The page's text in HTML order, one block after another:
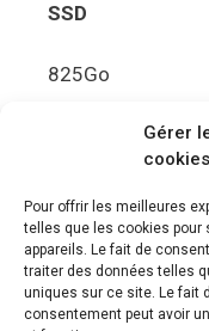
Gérer
cookies
Pour offrir les meilleures
telles que les cookies
appareils. Le fait de
traiter des données telles
uniques sur ce site. Le fait
consentement peut avoir
SSD
825Go
5.5Gbit/s de
Disque de jeu
Ultra HD Blu-
Sortie vidéo
Compatibilité